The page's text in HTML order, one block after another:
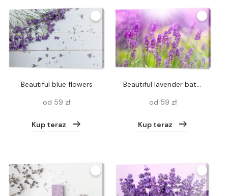
Beautiful blue flowers
od 59 zł
Kup teraz
Beautiful lavender bathed in sunlight
od 59 zł
Kup teraz